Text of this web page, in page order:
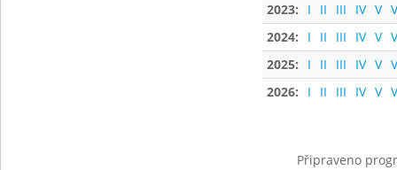
2023:
I II III IV V
2024:
I II III IV V
2025:
I II III IV V
2026:
I II III IV V
Připraveno